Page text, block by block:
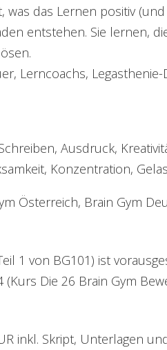
was das Lernen positiv
entstehen. Sie lernen,
Lerncoachs,
Ausdruck,
Konzentration,
Österreich, Brain Gym
1 von BG101) ist
(Kurs Die 26 Brain Gym
inkl. Skript, Unterlagen